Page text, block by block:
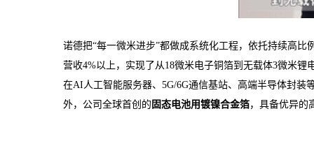
诺德把“每一微米进步”都做成系统化工程，依托持续高
营收4%以上，实现了从18微米电子铜箔到无载体3微米锂
在AI人工智能服务器、5G/6G通信基站、高端半导体封装
外，公司全球首创的 固态电池用镀镍合金箔，具备优异的